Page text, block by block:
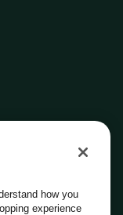
how you
experience